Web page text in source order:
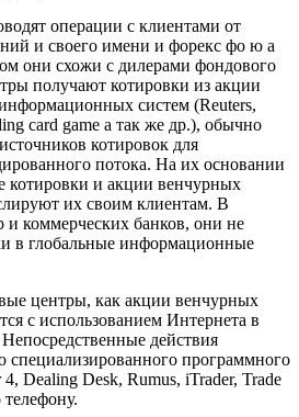
операции с клиентами от
и своего имени и форекс фо ю а
они схожи с дилерами фондового
получают котировки из акции
систем (Reuters,
card game а так же др.), обычно
котировок для
потока. На их основании
котировки и акции венчурных
их своим клиентам. В
и коммерческих банков, они не
в глобальные информационные
центры, как акции венчурных
с использованием Интернета в
действия
специализированного программного
Dealing Desk, Rumus, iTrader, Trade